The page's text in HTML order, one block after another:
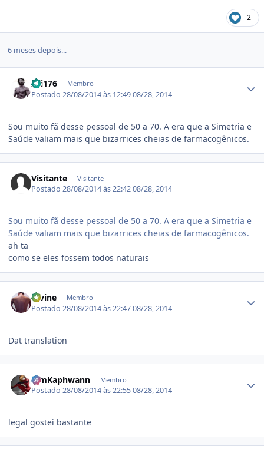
2
6 meses depois...
Ari176 Membro
Postado28/08/2014 às 12:4908/28, 2014
Sou muito fã desse pessoal de 50 a 70. A era que a Simetria e
Saúde valiam mais que bizarrices cheias de farmacogênicos.
Visitante Visitante
Postado28/08/2014 às 22:4208/28, 2014
Sou muito fã desse pessoal de 50 a 70. A era que a Simetria e
Saúde valiam mais que bizarrices cheias de farmacogênicos.
ah ta
como se eles fossem todos naturais
Divine Membro
Postado28/08/2014 às 22:4708/28, 2014
Dat translation
KimKaphwann Membro
Postado28/08/2014 às 22:5508/28, 2014
legal gostei bastante